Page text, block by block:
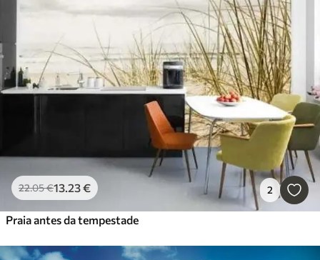
22.05€13 .23€ 2
Praia antes da tempestade